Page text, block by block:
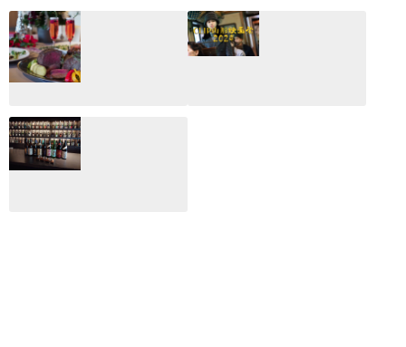
CLIP山形映画祭
2026：映画館派の
編集長が読む2025
年の映画ざっくり
総監
2026.02.27
CLIP山形映画祭
2025：ほぼこれく
らいしか更新して
いない変なブログ
月のホテル☆4日
間限定！クリスマ
スディナーブッフ
ェ開催☆